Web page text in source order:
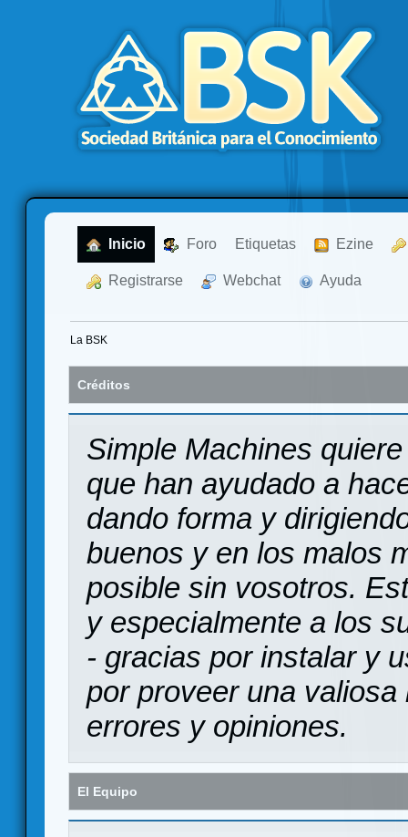
Inicio Foro Etiquetas Ezine
Registrarse Webchat Ayuda
La BSK
Créditos
Simple Machines
que han ayudado a
dando forma y
buenos y en los malos
posible sin vosotros.
y especialmente a los
- gracias por instalar y
por proveer una
errores y opiniones.
El Equipo